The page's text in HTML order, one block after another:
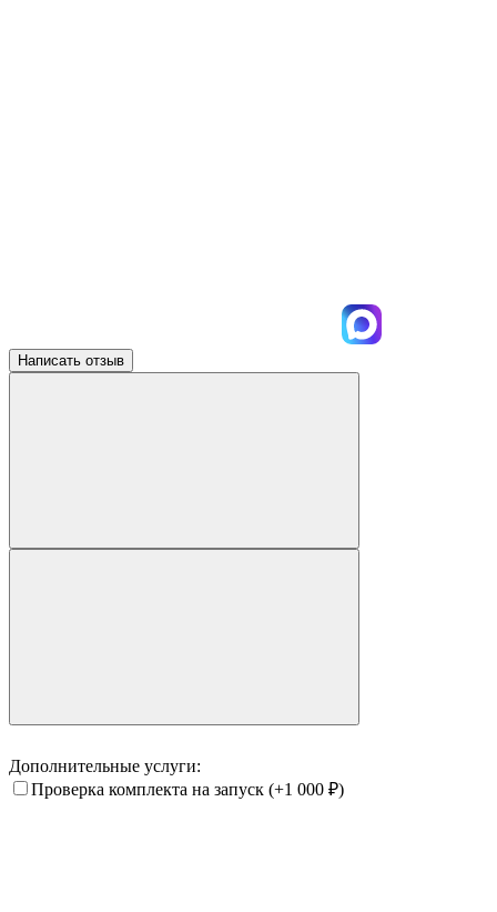
Написать отзыв
Дополнительные услуги:
Проверка комплекта на запуск (+1 000 ₽)